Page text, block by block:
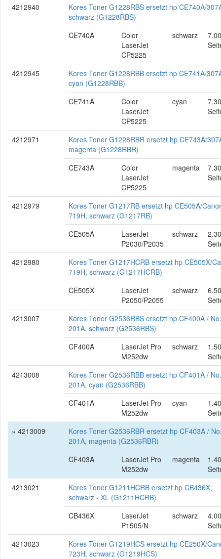
4212940
Kores Toner G1228RBS ersetzt hp CE740A/
schwarz (G1228RBS)
CE740A
Color
LaserJet
CP5225
schwarz
4212945
Kores Toner G1228RBB ersetzt hp CE741A/
cyan (G1228RBB)
CE741A
Color
LaserJet
CP5225
cyan
4212971
Kores Toner G1228RBR ersetzt hp CE743A/
magenta (G1228RBR)
CE743A
Color
LaserJet
CP5225
magenta
4212979
Kores Toner G1217RB ersetzt hp CE505A/
719H, schwarz (G1217RB)
CE505A
LaserJet
P2030/P2035
schwarz
4212980
Kores Toner G1217HCRB ersetzt hp CE505X/
719H, schwarz (G1217HCRB)
CE505X
LaserJet
P2050/P2055
schwarz
4213007
Kores Toner G2536RBS ersetzt hp CF400A / No.
201A, schwarz (G2536RBS)
CF400A
LaserJet Pro
M252dw
schwarz
4213008
Kores Toner G2536RBB ersetzt hp CF401A / No.
201A, cyan (G2536RBB)
CF401A
LaserJet Pro
M252dw
cyan
» 4213009
Kores Toner G2536RBR ersetzt hp CF403A /
201A, magenta (G2536RBR)
CF403A
LaserJet Pro
M252dw
magenta
4213021
Kores Toner G1211HCRB ersetzt hp CB436X,
schwarz - XL (G1211HCRB)
CB436X
LaserJet
P1505/N
schwarz
4213023
Kores Toner G1219HCS ersetzt hp CE250X/
723H, schwarz (G1219HCS)